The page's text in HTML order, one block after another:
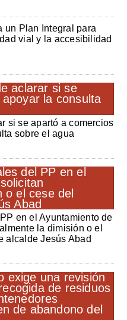
un Plan Integral para
vial y la accesibilidad
si se apartó a comercios
sobre el agua
en el Ayuntamiento de
la dimisión o el
alcalde Jesús Abad